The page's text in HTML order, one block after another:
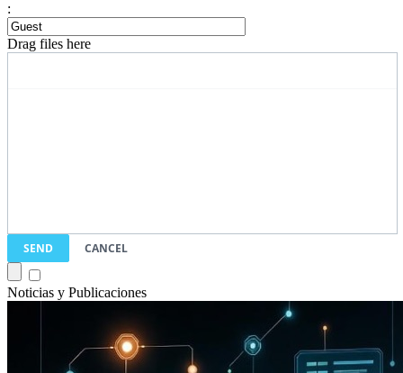
:
Drag files here
SEND CANCEL
Noticias y Publicaciones